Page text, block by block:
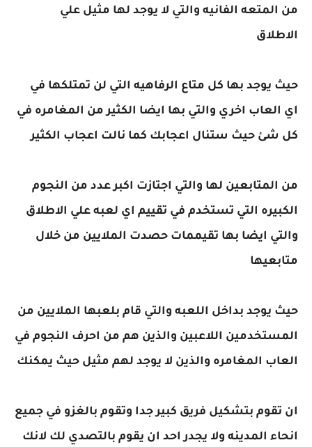
من المتعه الفانيه والتي لا يوجد لها مثيل علي
الاطلاق
حيث يوجد بها كل متاع الرفاهيه التي لن تمتلكها في
اي العاب اخري والتي بها ايضا الكثير من المغامره في
كل شئ حيث ستنال اعجابك كما نالت اعجاب الكثير
من المتابعين لها والتي اجتازت اكبر عدد من النجوم
الكبيره التي تستخدم في تقييم اي لعبه علي الاطلاق
والتي ايضا بها تقيممات حصدت الملايين من خلال
متابعيها
حيث يوجد بداخل اللعبه والتي قام بلعبها الملايين من
المستخدمين اللاعبين والذين هم من احرف النجوم في
العاب المغامره والذين لا يوجد لهم مثيل حيث يمكنك
ان تقوم بتشكيل فريق كبير جدا وتقوم بالغزو في جميع
انحاء المدينه ولا يجدر احد ان يقوم بالتصدي لك لانك